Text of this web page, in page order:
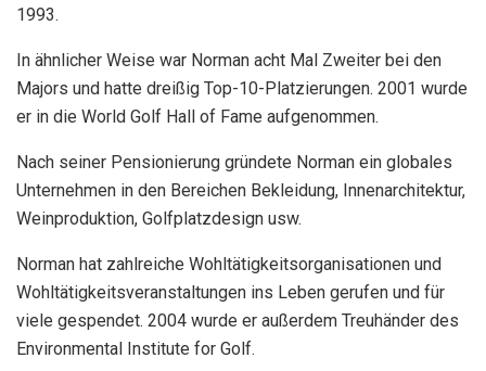
1993.
In ähnlicher Weise war Norman acht Mal Zweiter bei den
Majors und hatte dreißig Top-10-Platzierungen. 2001 wurde
er in die World Golf Hall of Fame aufgenommen.
Nach seiner Pensionierung gründete Norman ein globales
Unternehmen in den Bereichen Bekleidung, Innenarchitektur,
Weinproduktion, Golfplatzdesign usw.
Norman hat zahlreiche Wohltätigkeitsorganisationen und
Wohltätigkeitsveranstaltungen ins Leben gerufen und für
viele gespendet. 2004 wurde er außerdem Treuhänder des
Environmental Institute for Golf.